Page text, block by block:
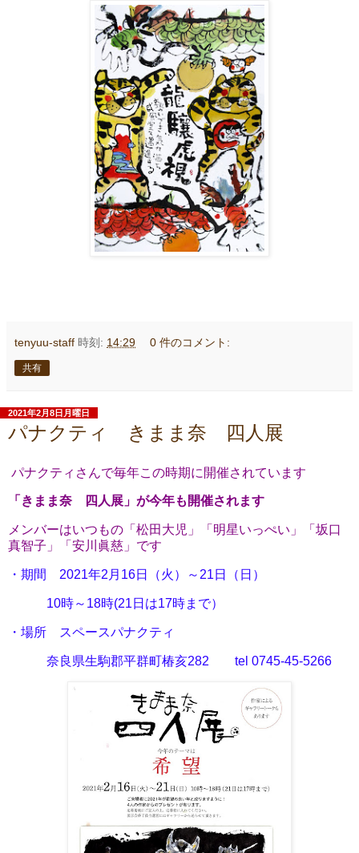
tenyuu-staff 時刻: 14:29 0 件のコメント:
共有
2021年2月8日月曜日
パナクティ きまま奈 四人展
パナクティさんで毎年この時期に開催されています
「きまま奈 四人展」が今年も開催されます
メンバーはいつもの「松田大児」「明星いっぺい」「坂口
真智子」「安川眞慈」です
・期間 2021年2月16日（火）～21日（日）
10時～18時(21日は17時まで）
・場所 スペースパナクティ
奈良県生駒郡平群町椿亥282 tel 0745-45-5266